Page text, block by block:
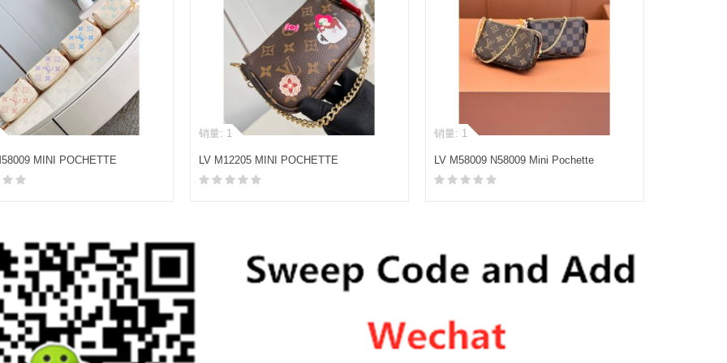
MINI POCHETTE
手拿包
销量: 1
LV M12205 MINI POCHETTE
ACCESSOIRES 手拿包
销量: 1
LV M58009 N58009 Mini Pochette
Accessoires 手拿包(特级MB芯片版)